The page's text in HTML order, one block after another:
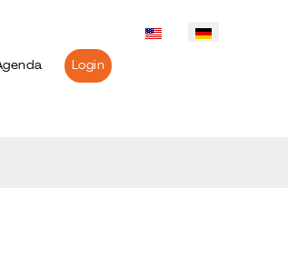
Login